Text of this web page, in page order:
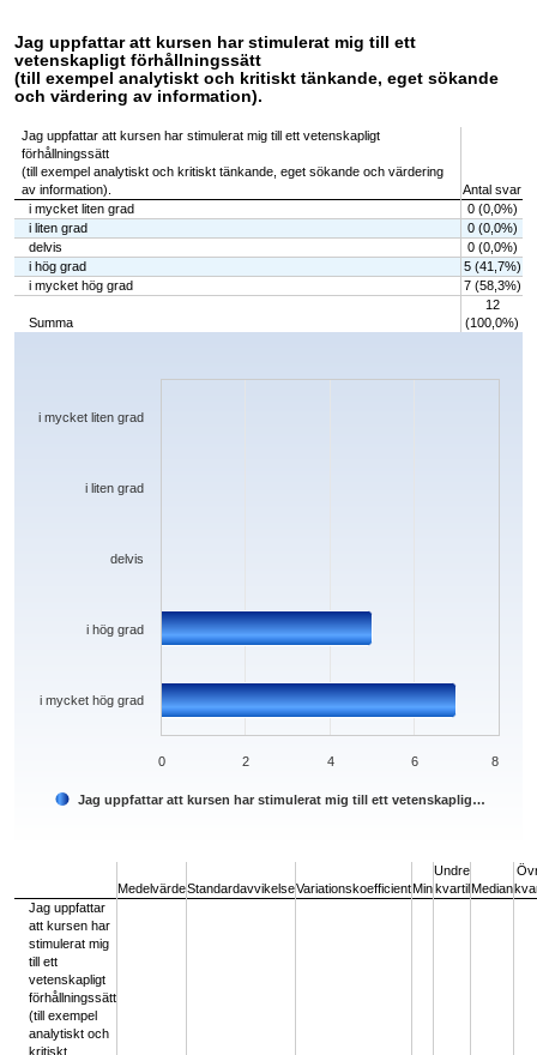
Jag uppfattar att kursen har stimulerat mig till ett
vetenskapligt förhållningssätt
(till exempel analytiskt och kritiskt tänkande, eget sökande
och värdering av information).
Jag uppfattar att kursen har stimulerat mig till ett vetenskapligt
förhållningssätt
(till exempel analytiskt och kritiskt tänkande, eget sökande och värdering
av information).
Antal svar
i mycket liten grad
0 (0,0%)
i liten grad
0 (0,0%)
delvis
0 (0,0%)
i hög grad
5 (41,7%)
i mycket hög grad
7 (58,3%)
Summa
12
(100,0%)
Chart
The chart has 1 X axis displaying categories.
Jag uppfattar att kursen har stimulerat mig till ett vetenskaplig…
i mycket hög grad
i hög grad
delvis
i liten grad
i mycket liten grad
0 2 4 6 8
MedelvärdeStandardavvikelseVariationskoefficientMin
Undre
kvartilMedian
Jag uppfattar
att kursen har
stimulerat mig
till ett
vetenskapligt
förhållningssätt
(till exempel
analytiskt och
kritiskt